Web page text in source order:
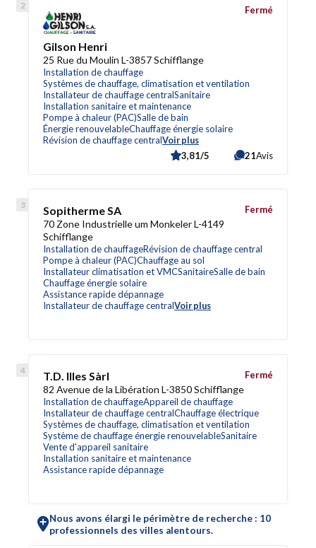
Gilson Henri
25 Rue du Moulin L-3857 Schifflange
Installation de chauffage
Systèmes de chauffage, climatisation et ventilation
Installateur de chauffage centralSanitaire
Installation sanitaire et maintenance
Pompe à chaleur (PAC)Salle de bain
Énergie renouvelableChauffage énergie solaire
Révision de chauffage centralVoir plus
Fermé
3,81/5 21Avis
Sopitherme SA
70 Zone Industrielle um Monkeler L-4149
Schifflange
Installation de chauffageRévision de chauffage central
Pompe à chaleur (PAC)Chauffage au sol
Installateur climatisation et VMCSanitaireSalle de bain
Chauffage énergie solaire
Assistance rapide dépannage
Installateur de chauffage centralVoir plus
Fermé
T.D. Illes Sàrl
82 Avenue de la Libération L-3850 Schifflange
Installation de chauffageAppareil de chauffage
Installateur de chauffage centralChauffage électrique
Systèmes de chauffage, climatisation et ventilation
Système de chauffage énergie renouvelableSanitaire
Vente d'appareil sanitaire
Installation sanitaire et maintenance
Assistance rapide dépannage
Fermé
Nous avons élargi le périmètre de recherche : 10
professionnels des villes alentours.